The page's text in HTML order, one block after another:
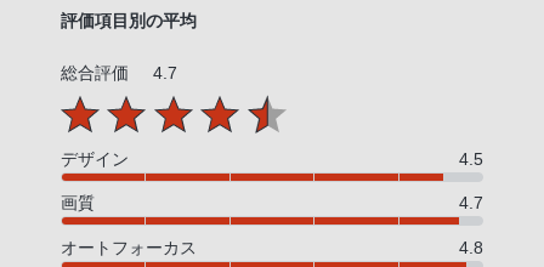
評価項目別の平均
総合評価 4.7
デザイン 4.5
画質 4.7
オートフォーカス 4.8